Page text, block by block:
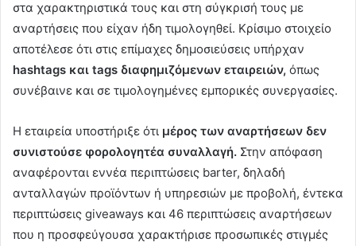
στα χαρακτηριστικά τους και στη σύγκρισή τους με
αναρτήσεις που είχαν ήδη τιμολογηθεί. Κρίσιμο στοιχείο
αποτέλεσε ότι στις επίμαχες δημοσιεύσεις υπήρχαν
hashtags και tags διαφημιζόμενων εταιρειών, όπως
συνέβαινε και σε τιμολογημένες εμπορικές συνεργασίες.
Η εταιρεία υποστήριξε ότι μέρος των αναρτήσεων δεν
συνιστούσε φορολογητέα συναλλαγή. Στην απόφαση
αναφέρονται εννέα περιπτώσεις barter, δηλαδή
ανταλλαγών προϊόντων ή υπηρεσιών με προβολή, έντεκα
περιπτώσεις giveaways και 46 περιπτώσεις αναρτήσεων
που η προσφεύγουσα χαρακτήρισε προσωπικές στιγμές